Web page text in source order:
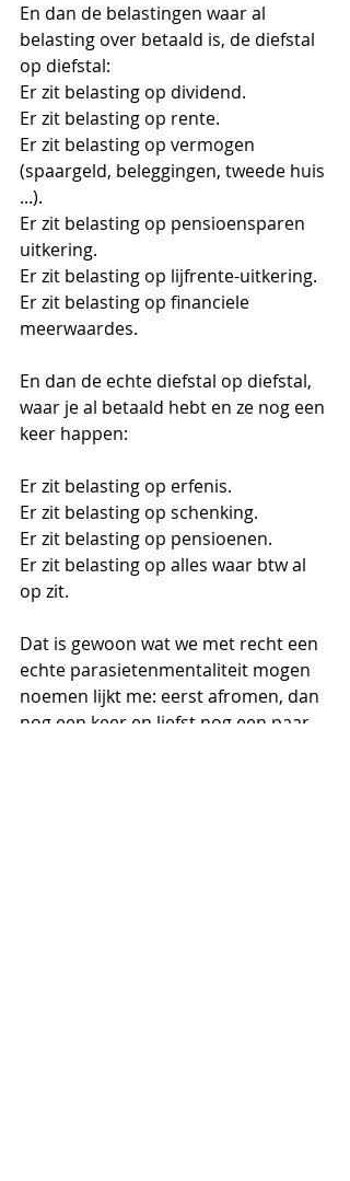
En dan de belastingen waar al
belasting over betaald is, de diefstal
op diefstal:
Er zit belasting op dividend.
Er zit belasting op rente.
Er zit belasting op vermogen
(spaargeld, beleggingen, tweede huis
...).
Er zit belasting op pensioensparen
uitkering.
Er zit belasting op lijfrente-uitkering.
Er zit belasting op financiele
meerwaardes.
En dan de echte diefstal op diefstal,
waar je al betaald hebt en ze nog een
keer happen:
Er zit belasting op erfenis.
Er zit belasting op schenking.
Er zit belasting op pensioenen.
Er zit belasting op alles waar btw al
op zit.
Dat is gewoon wat we met recht een
echte parasietenmentaliteit mogen
noemen lijkt me: eerst afromen, dan
nog een keer en liefst nog een paar